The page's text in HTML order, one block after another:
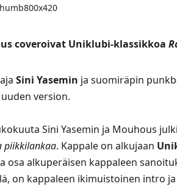
coveroivat Uniklubi-klassikkoa
Sini Yasemin ja suomiräpin
version.
Sini Yasemin ja Mouhous
piikkilankaa. Kappale on alkujaan
osa alkuperäisen kappaleen
on kappaleen ikimuistoinen intro